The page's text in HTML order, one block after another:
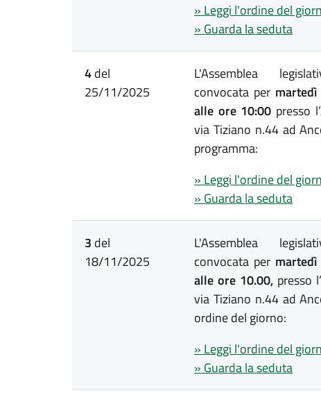
» Leggi l'ordine del
» Guarda la seduta
4del
25/11/2025
L'Assemblea
convocata per
alle ore 10:00 presso
via Tiziano n.44 ad
programma:
» Leggi l'ordine del
» Guarda la seduta
3 del
18/11/2025
L'Assemblea
convocata per
alle ore 10.00, presso
via Tiziano n.44 ad
ordine del giorno:
» Leggi l'ordine del
» Guarda la seduta